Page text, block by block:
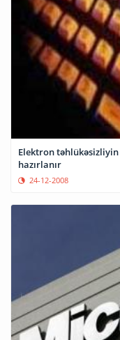
Elektron
hazırlanır
24-12-2008